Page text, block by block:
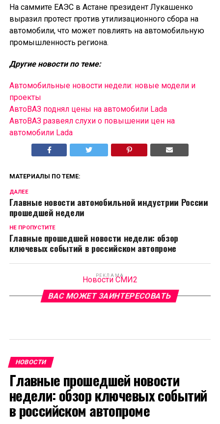
На саммите ЕАЭС в Астане президент Лукашенко
выразил протест против утилизационного сбора на
автомобили, что может повлиять на автомобильную
промышленность региона.
Другие новости по теме:
Автомобильные новости недели: новые модели и
проекты
АвтоВАЗ поднял цены на автомобили Lada
АвтоВАЗ развеял слухи о повышении цен на
автомобили Lada
МАТЕРИАЛЫ ПО ТЕМЕ:
ДАЛЕЕ
Главные новости автомобильной индустрии России
прошедшей недели
НЕ ПРОПУСТИТЕ
Главные прошедшей новости недели: обзор
ключевых событий в российском автопроме
РЕКЛАМА
Новости СМИ2
ВАС МОЖЕТ ЗАИНТЕРЕСОВАТЬ
НОВОСТИ
Главные прошедшей новости
недели: обзор ключевых событий
в российском автопроме